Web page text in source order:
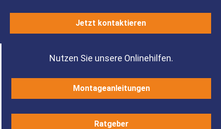
Jetzt kontaktieren
Nutzen Sie unsere Onlinehilfen.
Montageanleitungen
Ratgeber